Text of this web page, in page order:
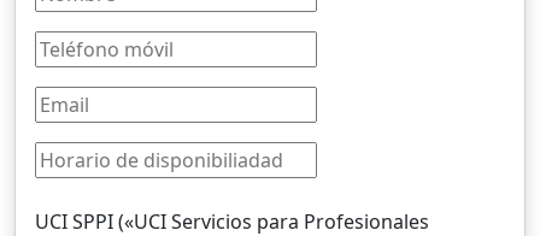
UCI SPPI («UCI Servicios para Profesionales